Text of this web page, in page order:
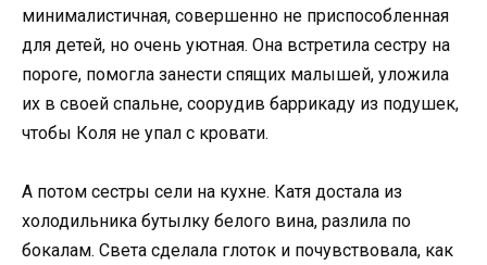
минималистичная, совершенно не приспособленная
для детей, но очень уютная. Она встретила сестру на
пороге, помогла занести спящих малышей, уложила
их в своей спальне, соорудив баррикаду из подушек,
чтобы Коля не упал с кровати.
А потом сестры сели на кухне. Катя достала из
холодильника бутылку белого вина, разлила по
бокалам. Света сделала глоток и почувствовала, как